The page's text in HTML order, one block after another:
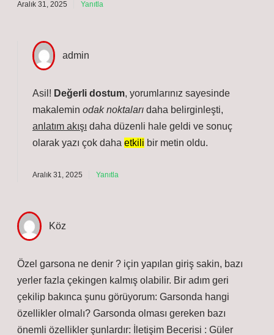
Aralık 31, 2025 Yanıtla
Asil! Değerli dostum, yorumlarınız sayesinde
makalemin odak noktaları daha belirginleşti,
anlatım akışı daha düzenli hale geldi ve sonuç
olarak yazı çok daha etkili bir metin oldu.
Aralık 31, 2025 Yanıtla
Özel garsona ne denir ? için yapılan giriş sakin, bazı
yerler fazla çekingen kalmış olabilir. Bir adım geri
çekilip bakınca şunu görüyorum: Garsonda hangi
özellikler olmalı? Garsonda olması gereken bazı
önemli özellikler şunlardır: İletişim Becerisi : Güler